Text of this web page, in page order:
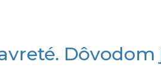
Dôvodom